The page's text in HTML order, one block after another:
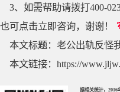
3、如需帮助请拨打400-
也可点击立即咨询，谢谢！
本文标题： 老公出轨反怪
本文链接： https://
据相关统计，2016